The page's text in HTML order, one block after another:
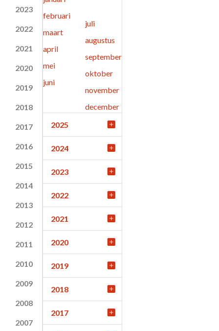
2023
2022
2021
2020
2019
2018
2017
2016
2015
2014
2013
2012
2011
2010
2009
2008
2007
februari
maart
april
mei
juni
juli
augustus
september
oktober
november
december
2025
2024
2023
2022
2021
2020
2019
2018
2017